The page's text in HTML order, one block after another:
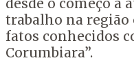
desde o começo a
trabalho na região
fatos conhecidos
Corumbiara”.